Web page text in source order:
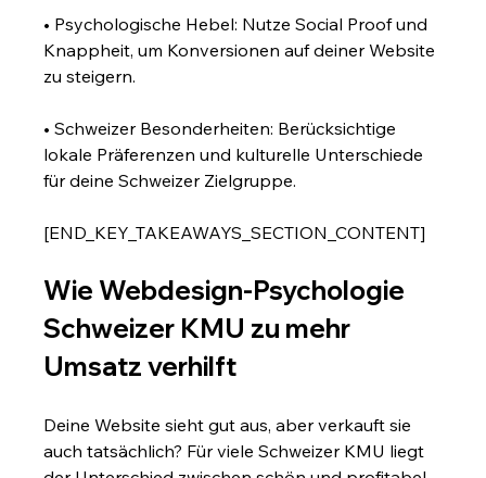
• Psychologische Hebel: Nutze Social Proof und
Knappheit, um Konversionen auf deiner Website
zu steigern.
• Schweizer Besonderheiten: Berücksichtige
lokale Präferenzen und kulturelle Unterschiede
für deine Schweizer Zielgruppe.
[END_KEY_TAKEAWAYS_SECTION_CONTENT]
Wie Webdesign-Psychologie
Schweizer KMU zu mehr
Umsatz verhilft
Deine Website sieht gut aus, aber verkauft sie
auch tatsächlich? Für viele Schweizer KMU liegt